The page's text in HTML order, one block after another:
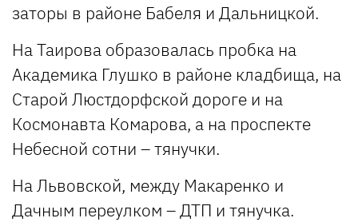
заторы в районе Бабеля и Дальницкой.
На Таирова образовалась пробка на
Академика Глушко в районе кладбища, на
Старой Люстдорфской дороге и на
Космонавта Комарова, а на проспекте
Небесной сотни – тянучки.
На Львовской, между Макаренко и
Дачным переулком – ДТП и тянучка.